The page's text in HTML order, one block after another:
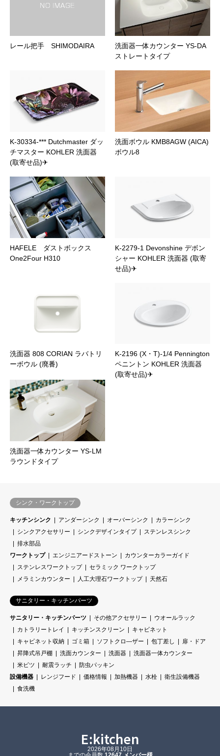
レール把手 SHIMODAIRA
洗面器一体カウンター YS-DA
ストレートタイプ
K-30334-*** Dutchmaster ダッ
チマスター KOHLER 洗面器
(取寄せ品)✈
洗面ボウル KMB8AGW (AICA)
ボウル8
HAFELE ダストボックス
One2Four H310
K-2279-1 Devonshine デボン
シャー KOHLER 洗面器 (取寄
せ品)✈
洗面器 808 CORIAN ラバトリ
ーボウル (廃番)
K-2196 (X・T)-1/4 Pennington
ペニントン KOHLER 洗面器
(取寄せ品)✈
洗面器一体カウンター YS-LM
ラウンドタイプ
シンク・ワークトップ
キッチンシンク アンダーシンク オーバーシンク
カラーシンク
シンクアクセサリー
シンクデザインタイプ
ステンレスシンク
排水部品
ワークトップ
エンジニアードストーン
カウンターカラーガイド
ステンレスワークトップ
セラミック ワークトップ
メラミンカウンター
人工大理石ワークトップ 天然石
サニタリー・キッチンパーツ
サニタリー・キッチンパーツ その他アクセサリー
ウオールラック
カトラリートレイ
キッチンスクリーン
キャビネット
キャビネット収納
ゴミ箱 ソフトクロ―ザー 包丁差し
扉・ドア
昇降式吊戸棚
洗面カウンター 洗面器
洗面器一体カウンター
米ビツ
耐震ラッチ
防虫パッキン
設備機器
レンジフード 価格情報 加熱機器 水栓
衛生設備機器
食洗機
E:kitchen
2026年08月10日